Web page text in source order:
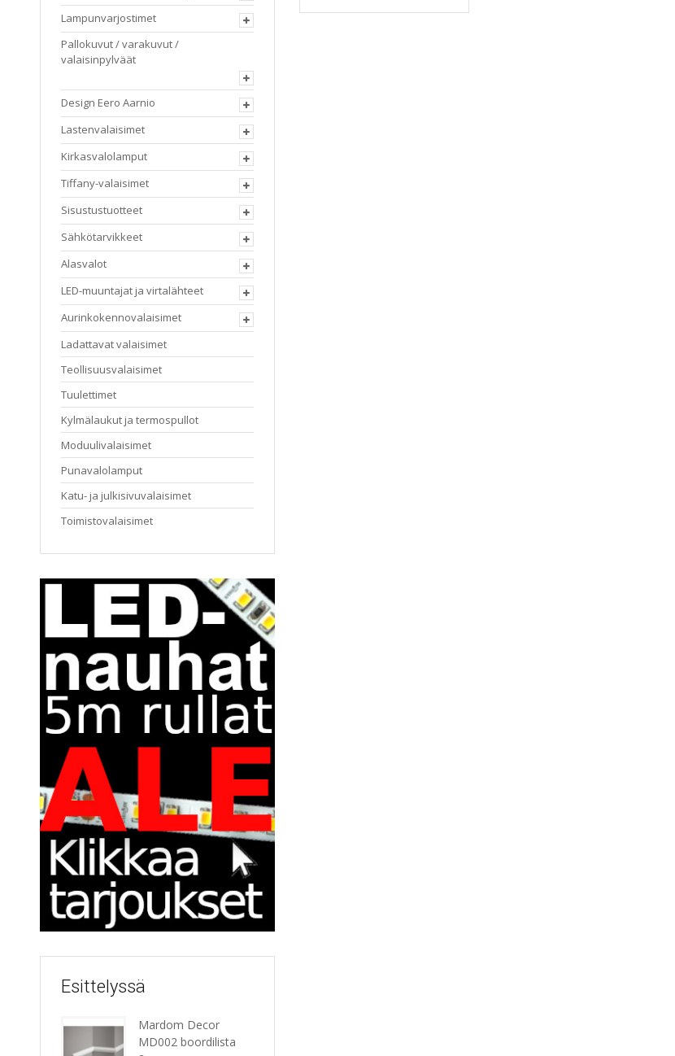
Lampunvarjostimet
Pallokuvut / varakuvut /
valaisinpylväät
Design Eero Aarnio
Lastenvalaisimet
Kirkasvalolamput
Tiffany-valaisimet
Sisustustuotteet
Sähkötarvikkeet
Alasvalot
LED-muuntajat ja virtalähteet
Aurinkokennovalaisimet
Ladattavat valaisimet
Teollisuusvalaisimet
Tuulettimet
Kylmälaukut ja termospullot
Moduulivalaisimet
Punavalolamput
Katu- ja julkisivuvalaisimet
Toimistovalaisimet
Esittelyssä
Mardom Decor
MD002 boordilista